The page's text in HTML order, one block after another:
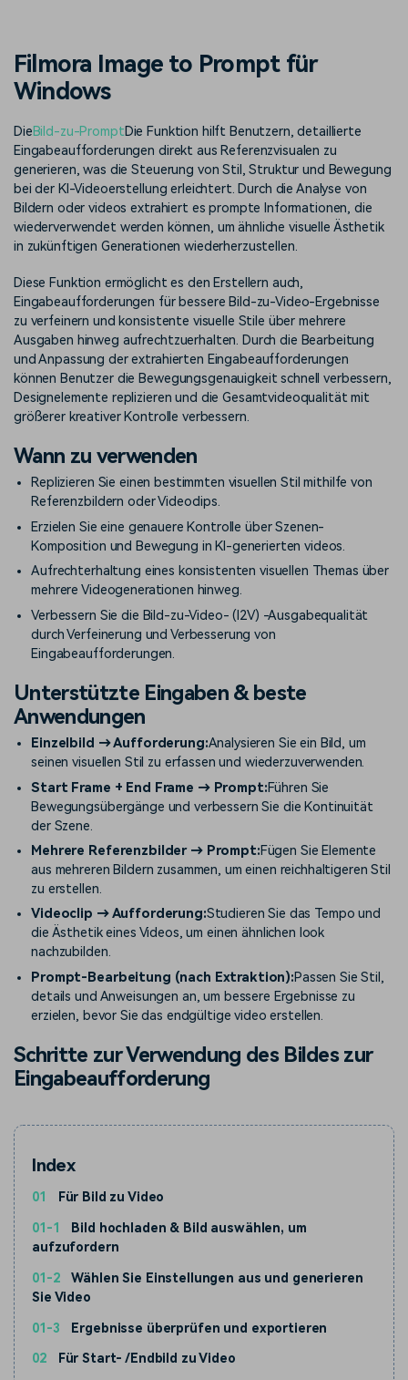
Kickstart Bootcamp
erweitern Sie Ihre
Videobearbeitungs-
Fähigkeiten mit Filmora
Spezialeffekt erzeugen
können
Creator
Programm
Monetarisieren Sie
Ihren Einfluss mit Filmora
Freunde-werben-
An Freunde empfehlen,
Belohnungen erhalten
Blog
Über Uns
Unsere Mission, Geschichte
Bewertungen
Kunden-Geschichten
Erfahren Sie, wie unsere
Kunden Erfolg haben
Affiliate-Programm
Schalten Sie Partnerschaften
auf Unternehmensebene frei
KAUFEN Anmelden
Filmora Image to Prompt für
Windows
DieBild-zu-PromptDie Funktion hilft Benutzern, detaillierte
Eingabeaufforderungen direkt aus Referenzvisualen zu
generieren, was die Steuerung von Stil, Struktur und Bewegung
bei der KI-Videoerstellung erleichtert. Durch die Analyse von
Bildern oder videos extrahiert es prompte Informationen, die
wiederverwendet werden können, um ähnliche visuelle Ästhetik
in zukünftigen Generationen wiederherzustellen.
Diese Funktion ermöglicht es den Erstellern auch,
Eingabeaufforderungen für bessere Bild-zu-Video-Ergebnisse
zu verfeinern und konsistente visuelle Stile über mehrere
Ausgaben hinweg aufrechtzuerhalten. Durch die Bearbeitung
und Anpassung der extrahierten Eingabeaufforderungen
können Benutzer die Bewegungsgenauigkeit schnell verbessern,
Designelemente replizieren und die Gesamtvideoqualität mit
größerer kreativer Kontrolle verbessern.
Wann zu verwenden
Replizieren Sie einen bestimmten visuellen Stil mithilfe von
Referenzbildern oder Videoclips.
Erzielen Sie eine genauere Kontrolle über Szenen-
Komposition und Bewegung in KI-generierten videos.
Aufrechterhaltung eines konsistenten visuellen Themas über
mehrere Videogenerationen hinweg.
Verbessern Sie die Bild-zu-Video- (I2V) -Ausgabequalität
durch Verfeinerung und Verbesserung von
Eingabeaufforderungen.
Unterstützte Eingaben & beste
Anwendungen
Einzelbild → Aufforderung:Analysieren Sie ein Bild, um
seinen visuellen Stil zu erfassen und wiederzuverwenden.
Start Frame + End Frame → Prompt:Führen Sie
Bewegungsübergänge und verbessern Sie die Kontinuität
der Szene.
Mehrere Referenzbilder → Prompt:Fügen Sie Elemente
aus mehreren Bildern zusammen, um einen reichhaltigeren Stil
zu erstellen.
Videoclip → Aufforderung:Studieren Sie das Tempo und
die Ästhetik eines Videos, um einen ähnlichen look
nachzubilden.
Prompt-Bearbeitung (nach Extraktion):Passen Sie Stil,
details und Anweisungen an, um bessere Ergebnisse zu
erzielen, bevor Sie das endgültige video erstellen.
Schritte zur Verwendung des Bildes zur
Eingabeaufforderung
Index
01 Für Bild zu Video
01-1
Bild hochladen & Bild auswählen, um
aufzufordern
01-2
Wählen Sie Einstellungen aus und generieren
Sie Video
01-3 Ergebnisse überprüfen und exportieren
02 Für Start- /Endbild zu Video